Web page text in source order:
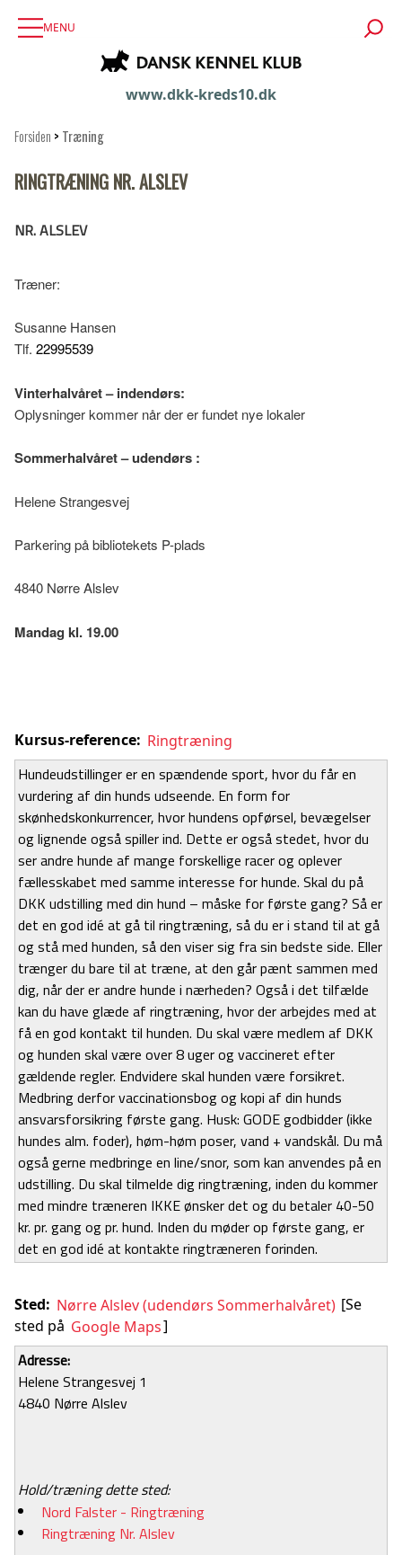
MENU
www.dkk-kreds10.dk
Forsiden > Træning
RINGTRÆNING NR. ALSLEV
NR. ALSLEV
Træner:
Susanne Hansen
Tlf. 22995539
Vinterhalvåret – indendørs:
Oplysninger kommer når der er fundet nye lokaler
Sommerhalvåret – udendørs :
Helene Strangesvej
Parkering på bibliotekets P-plads
4840 Nørre Alslev
Mandag kl. 19.00
Kursus-reference: Ringtræning
Hundeudstillinger er en spændende sport, hvor du får en
vurdering af din hunds udseende. En form for
skønhedskonkurrencer, hvor hundens opførsel, bevægelser
og lignende også spiller ind. Dette er også stedet, hvor du
ser andre hunde af mange forskellige racer og oplever
fællesskabet med samme interesse for hunde. Skal du på
DKK udstilling med din hund – måske for første gang? Så er
det en god idé at gå til ringtræning, så du er i stand til at gå
og stå med hunden, så den viser sig fra sin bedste side. Eller
trænger du bare til at træne, at den går pænt sammen med
dig, når der er andre hunde i nærheden? Også i det tilfælde
kan du have glæde af ringtræning, hvor der arbejdes med at
få en god kontakt til hunden. Du skal være medlem af DKK
og hunden skal være over 8 uger og vaccineret efter
gældende regler. Endvidere skal hunden være forsikret.
Medbring derfor vaccinationsbog og kopi af din hunds
ansvarsforsikring første gang. Husk: GODE godbidder (ikke
hundes alm. foder), høm-høm poser, vand + vandskål. Du må
også gerne medbringe en line/snor, som kan anvendes på en
udstilling. Du skal tilmelde dig ringtræning, inden du kommer
med mindre træneren IKKE ønsker det og du betaler 40-50
kr. pr. gang og pr. hund. Inden du møder op første gang, er
det en god idé at kontakte ringtræneren forinden.
Sted: Nørre Alslev (udendørs Sommerhalvåret) [Se
sted på Google Maps]
Adresse:
Helene Strangesvej 1
4840 Nørre Alslev
Hold/træning dette sted:
Nord Falster - Ringtræning
Ringtræning Nr. Alslev